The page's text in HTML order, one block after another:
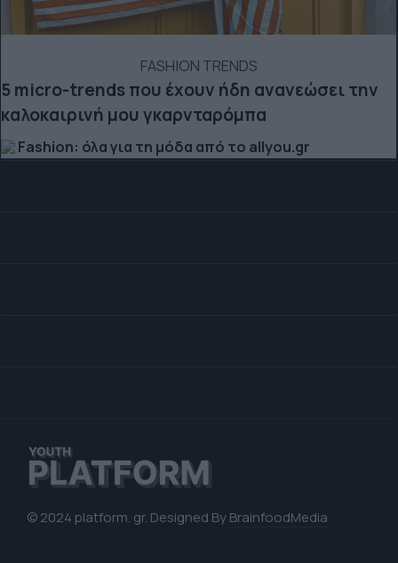
FASHION TRENDS
5 micro-trends που έχουν ήδη ανανεώσει την
καλοκαιρινή μου γκαρνταρόμπα
Fashion: όλα για τη μόδα από το allyou.gr
© 2024 platform. gr. Designed ByBrainfoodMedia